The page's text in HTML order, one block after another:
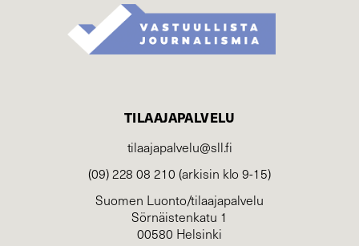
TILAAJAPALVELU
tilaajapalvelu@sll.fi
(09) 228 08 210 (arkisin klo 9-15)
Suomen Luonto/tilaajapalvelu
Sörnäistenkatu 1
00580 Helsinki